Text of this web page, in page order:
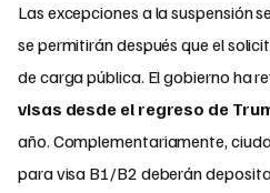
Las excepciones a la suspensión
se permitirán después que el
de carga pública. El gobierno ha
visas desde el regreso de
año. Complementariamente,
para visa B1/B2 deberán